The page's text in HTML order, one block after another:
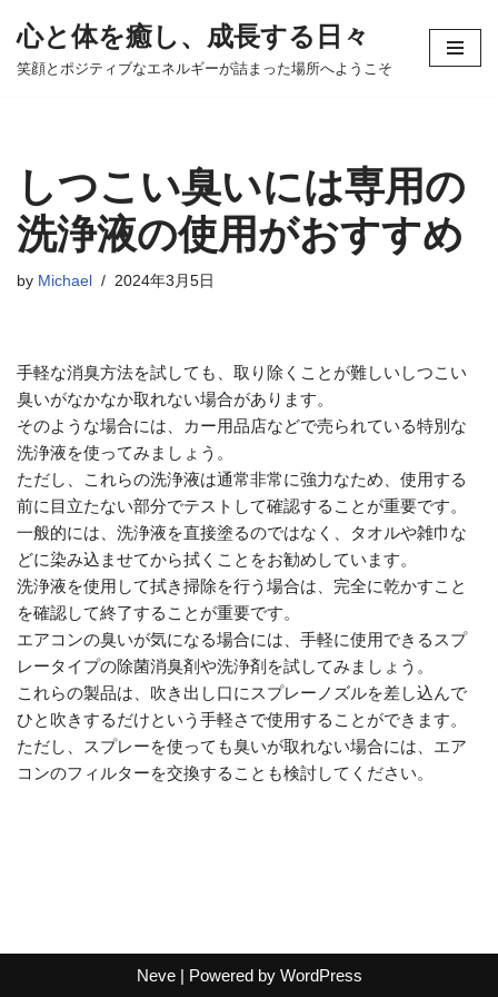
コ
ツ
へ
ス
キ
ッ
心と体を癒し、成長する日々
笑顔とポジティブなエネルギーが詰まった場所へようこそ
しつこい臭いには専用の
洗浄液の使用がおすすめ
by Michael 2024年3月5日
手軽な消臭方法を試しても、取り除くことが難しいしつこい
臭いがなかなか取れない場合があります。
そのような場合には、カー用品店などで売られている特別な
洗浄液を使ってみましょう。
ただし、これらの洗浄液は通常非常に強力なため、使用する
前に目立たない部分でテストして確認することが重要です。
一般的には、洗浄液を直接塗るのではなく、タオルや雑巾な
どに染み込ませてから拭くことをお勧めしています。
洗浄液を使用して拭き掃除を行う場合は、完全に乾かすこと
を確認して終了することが重要です。
エアコンの臭いが気になる場合には、手軽に使用できるスプ
レータイプの除菌消臭剤や洗浄剤を試してみましょう。
これらの製品は、吹き出し口にスプレーノズルを差し込んで
ひと吹きするだけという手軽さで使用することができます。
ただし、スプレーを使っても臭いが取れない場合には、エア
コンのフィルターを交換することも検討してください。
Neve| Powered by WordPress